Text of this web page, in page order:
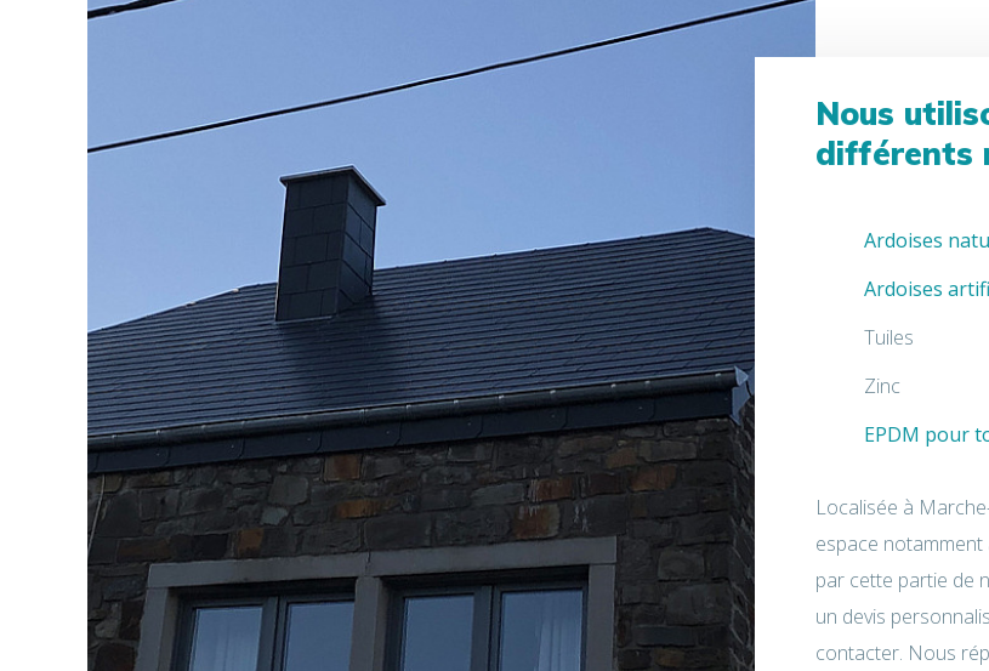
Nous
différents
Ardoises
Ardoises
Tuiles
Zinc
EPDM pour
Localisée à
espace
par cette partie de
un devis
contacter. Nous